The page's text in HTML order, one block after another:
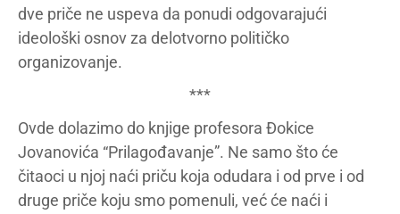
dve priče ne uspeva da ponudi odgovarajući
ideološki osnov za delotvorno političko
organizovanje.
***
Ovde dolazimo do knjige profesora Đokice
Jovanovića “Prilagođavanje”. Ne samo što će
čitaoci u njoj naći priču koja odudara i od prve i od
druge priče koju smo pomenuli, već će naći i